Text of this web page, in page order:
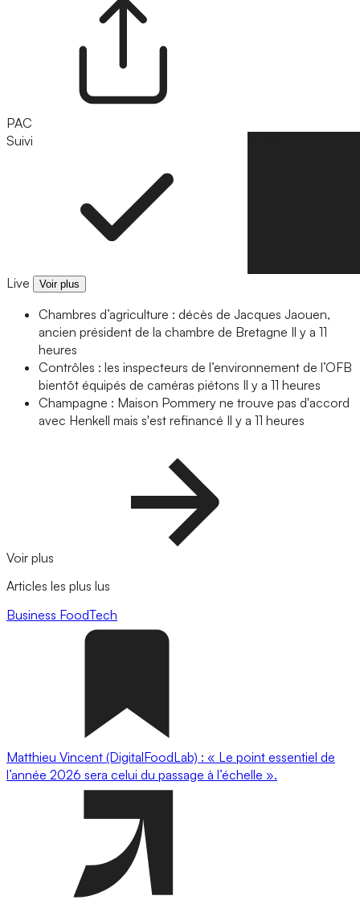
PAC
Suivi
Live Voir plus
Chambres d’agriculture : décès de Jacques Jaouen,
ancien président de la chambre de Bretagne Il y a 11
heures
Contrôles : les inspecteurs de l’environnement de l’OFB
bientôt équipés de caméras piétons Il y a 11 heures
Champagne : Maison Pommery ne trouve pas d'accord
avec Henkell mais s'est refinancé Il y a 11 heures
Voir plus
Articles les plus lus
Business FoodTech
Matthieu Vincent (DigitalFoodLab) : « Le point essentiel de
l’année 2026 sera celui du passage à l’échelle ».